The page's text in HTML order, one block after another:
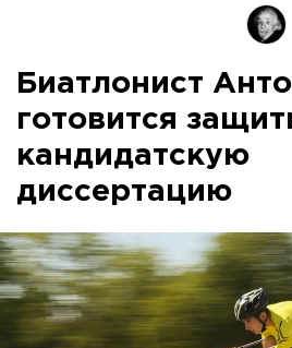
Биатлонист
готовится
кандидатскую
диссертацию